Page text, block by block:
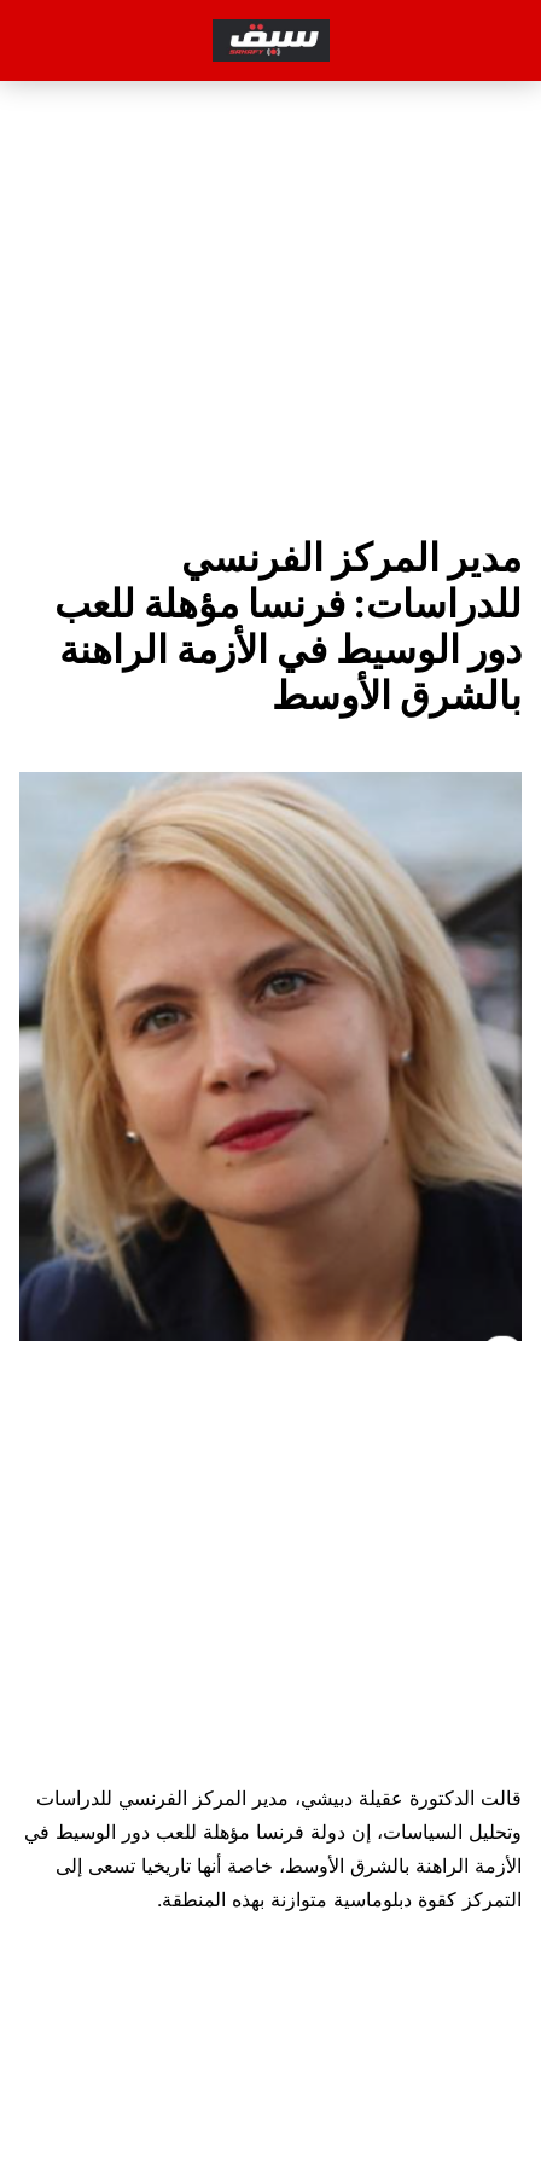
مدير المركز الفرنسي
للدراسات: فرنسا مؤهلة للعب
دور الوسيط في الأزمة الراهنة
بالشرق الأوسط
قالت الدكتورة عقيلة دبيشي، مدير المركز الفرنسي للدراسات
وتحليل السياسات، إن دولة فرنسا مؤهلة للعب دور الوسيط في
الأزمة الراهنة بالشرق الأوسط، خاصة أنها تاريخيا تسعى إلى
التمركز كقوة دبلوماسية متوازنة بهذه المنطقة.